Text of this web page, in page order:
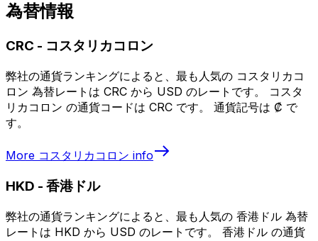
為替情報
CRC - コスタリカコロン
弊社の通貨ランキングによると、最も人気の コスタリカコ
ロン 為替レートは CRC から USD のレートです。 コスタ
リカコロン の通貨コードは CRC です。 通貨記号は ₡ で
す。
More コスタリカコロン info
HKD - 香港ドル
弊社の通貨ランキングによると、最も人気の 香港ドル 為替
レートは HKD から USD のレートです。 香港ドル の通貨